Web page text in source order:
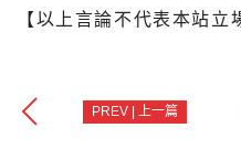
【以上言論不代表本站立
PREV | 上一篇